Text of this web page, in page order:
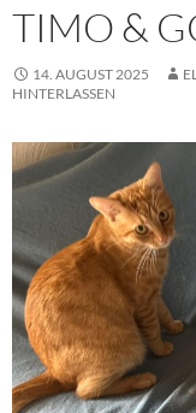
TIMO &
14. AUGUST 2025
HINTERLASSEN